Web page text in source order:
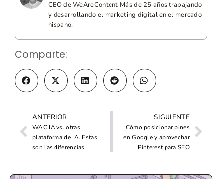
CEO de WeAreContent Más de 25 años trabajando
y desarrollando el marketing digital en el mercado
hispano.
Comparte:
ANTERIOR
WAC IA vs. otras
plataforma de IA. Estas
son las diferencias
SIGUIENTE
Cómo posicionar pines
en Google y aprovechar
Pinterest para SEO